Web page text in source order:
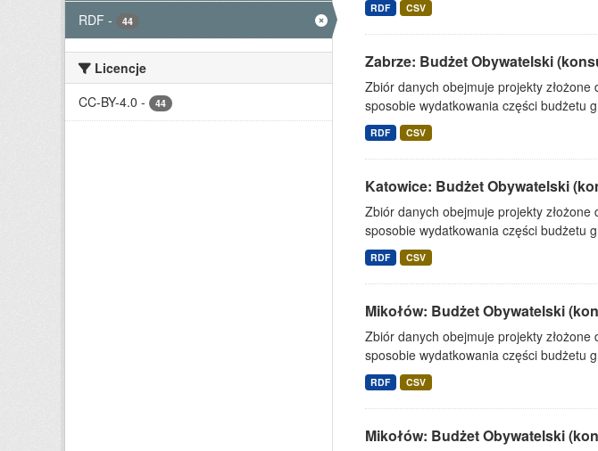
RDF - 44
Licencje
CC-BY-4.0 - 44
RDF CSV
Zabrze: Budżet Obywatelski
Zbiór danych obejmuje projekty
sposobie wydatkowania części budżetu
RDF CSV
Katowice: Budżet Obywatelski
Zbiór danych obejmuje projekty
sposobie wydatkowania części budżetu
RDF CSV
Mikołów: Budżet Obywatelski
Zbiór danych obejmuje projekty
sposobie wydatkowania części budżetu
RDF CSV
Mikołów: Budżet Obywatelski